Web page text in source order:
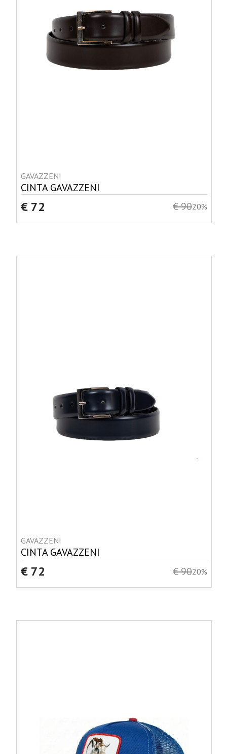
GAVAZZENI
CINTA GAVAZZENI
€ 72 € 9020%
GAVAZZENI
CINTA GAVAZZENI
€ 72 € 9020%